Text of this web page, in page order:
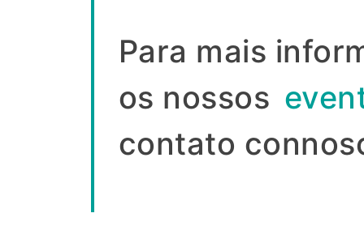
Para mais
os nossos
contato